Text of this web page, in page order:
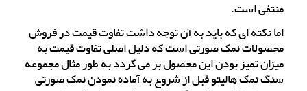
منتفی است.
اما نکته ای که باید به آن توجه داشت تفاوت قیمت در فروش
محصولات نمک صورتی است که دلیل اصلی تفاوت قیمت به
میزان تمیز بودن این محصول بر می گردد به طور مثال مجموعه
سنگ نمک هالیتو قبل از شروع به آماده نمودن نمک صورتی